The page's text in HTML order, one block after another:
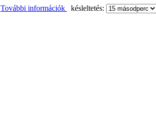
További információk késleltetés: